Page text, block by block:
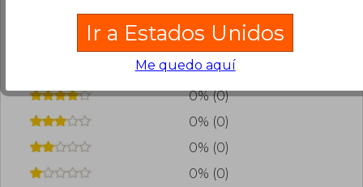
agregar tu propia evaluación.
100% (1)
0% (0)
0% (0)
0% (0)
0% (0)
Ir a Estados Unidos
Me quedo aquí